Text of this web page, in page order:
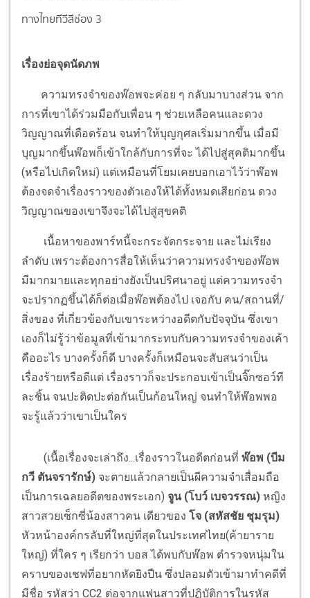
ทางไทยทีวีสีช่อง 3
เรื่องย่อจุดนัดภพ
ความทรงจำของพ๊อพจะค่อย ๆ กลับมาบางส่วน จาก
การที่เขาได้ร่วมมือกับเพื่อน ๆ ช่วยเหลือคนและดวง
วิญญาณที่เดือดร้อน จนทำให้บุญกุศลเริ่มมากขึ้น เมื่อมี
บุญมากขึ้นพ๊อพก็เข้าใกล้กับการที่จะ ได้ไปสู่สุคติมากขึ้น
(หรือไปเกิดใหม่) แต่เหมือนที่โยมเคยบอกเอาไว้ว่าพ๊อพ
ต้องจดจำเรื่องราวของตัวเองให้ได้ทั้งหมดเสียก่อน ดวง
วิญญาณของเขาจึงจะได้ไปสู่สุขคติ
เนื้อหาของพาร์ทนี้จะกระจัดกระจาย และไม่เรียง
ลำดับ เพราะต้องการสื่อให้เห็นว่าความทรงจำของพ๊อพ
มีมากมายและทุกอย่างยังเป็นปริศนาอยู่ แต่ความทรงจำ
จะปรากฏขึ้นได้ก็ต่อเมื่อพ๊อพต้องไป เจอกับ คน/สถานที่/
สิ่งของ ที่เกี่ยวข้องกับเขาระหว่างอดีตกับปัจจุบัน ซึ่งเขา
เองก็ไม่รู้ว่าข้อมูลที่เข้ามากระทบกับความทรงจำของเค้า
คืออะไร บางครั้งก็ดี บางครั้งก็เหมือนจะสับสนว่าเป็น
เรื่องร้ายหรือดีแต่ เรื่องราวก็จะประกอบเข้าเป็นจิ๊กซอว์ที
ละชิ้น จนปะติดปะต่อกันเป็นก้อนใหญ่ จนทำให้พ๊อพพอ
จะรู้แล้วว่าเขาเป็นใคร
(เนื้อเรื่องจะเล่าถึง...เรื่องราวในอดีตก่อนที่ พ๊อพ (บีม
กวี ตันจรารักษ์) จะตายแล้วกลายเป็นผีความจำเสื่อมถือ
เป็นการเฉลยอดีตของพระเอก) จูน (โบว์ เบจวรรณ) หญิง
สาวสวยเซ็กซี่น้องสาวคน เดียวของ โจ (สหัสชัย ชุมรุม)
หัวหน้าองค์กรลับที่ใหญ่ที่สุดในประเทศไทย(ค้ายาราย
ใหญ่) ที่ใคร ๆ เรียกว่า บอส ได้พบกับพ๊อพ ตำรวจหนุ่มใน
คราบของเชฟที่อยากหัดยิงปืน ซึ่งปลอมตัวเข้ามาทำคดีที่
มีชื่อ รหัสว่า CC2 ต่อจากแฟนสาวที่ปฏิบัติการในรหัส